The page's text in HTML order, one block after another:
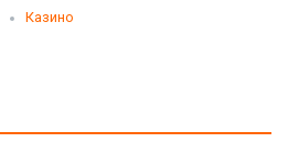
Казино